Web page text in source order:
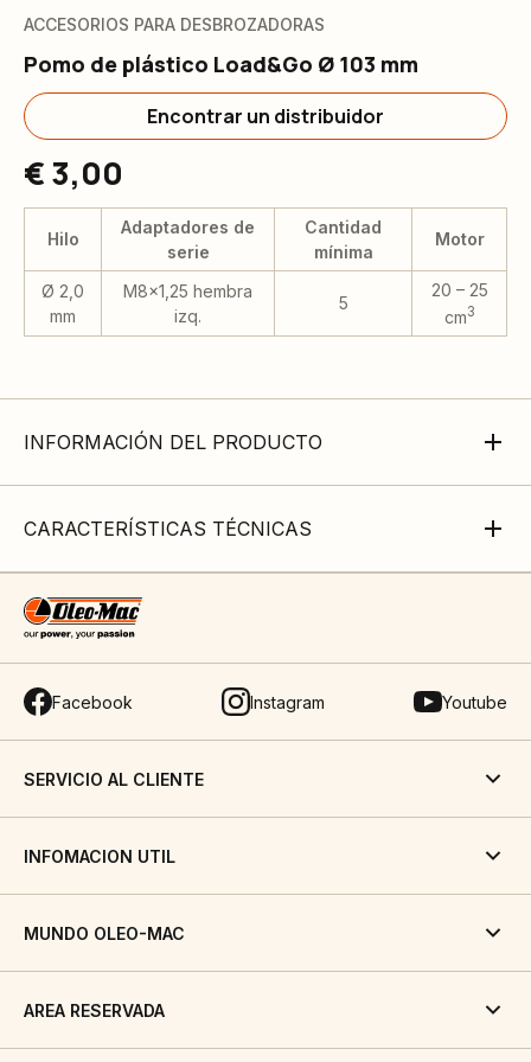
ACCESORIOS PARA DESBROZADORAS
Pomo de plástico Load&Go Ø 103 mm
Encontrar un distribuidor
€ 3,00
Hilo
Adaptadores de
serie
Cantidad
mínima
Motor
Ø 2,0
mm
M8x1,25 hembra
izq.
5
20 – 25
cm3
INFORMACIÓN DEL PRODUCTO
CARACTERÍSTICAS TÉCNICAS
Facebook Instagram Youtube
SERVICIO AL CLIENTE
INFOMACION UTIL
MUNDO OLEO-MAC
AREA RESERVADA